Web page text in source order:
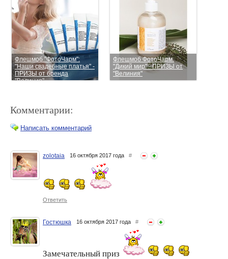
Флешмоб "ФотоЧарм":
"Наши свадебные платья" -
ПРИЗЫ от бренда
"Велиния"
Флешмоб ФотоЧарм:
"Дикий мир" - ПРИЗЫ от
"Велиния"
Флешмоб ФотоЧарм:
"Краски осени" - ПРИЗЫ от
"Велиния"!
Комментарии:
Написать комментарий
zolotaia 16 октября 2017 года #
Ответить
Гостюшка 16 октября 2017 года #
Замечательный приз